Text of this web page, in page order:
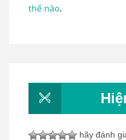
thế nào.
hãy đánh